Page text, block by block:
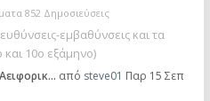
852 Δημοσιεύσεις
εμβαθύνσεις και τα
10ο εξάμηνο)
από steve01 Παρ 15 Σεπ